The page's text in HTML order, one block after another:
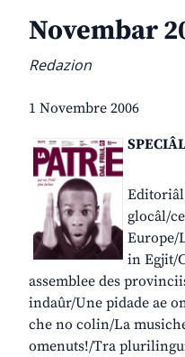
Novembar
Redazion
1 Novembre 2006
glocâl/
Europe/
in Egjit/
assemblee des
indaûr/Une pidade ae
che no colin/La
omenuts!/Tra